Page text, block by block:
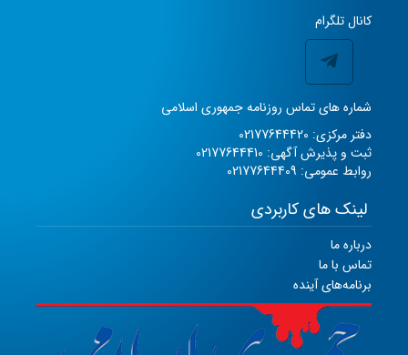
کانال تلگرام
شماره های تماس روزنامه جمهوری اسلامی
دفتر مرکزی: 02177644420
ثبت و پذیرش آگهی: 02177644410
روابط عمومی: 02177644409
لینک های کاربردی
درباره ما
تماس با ما
برنامه‌های آینده